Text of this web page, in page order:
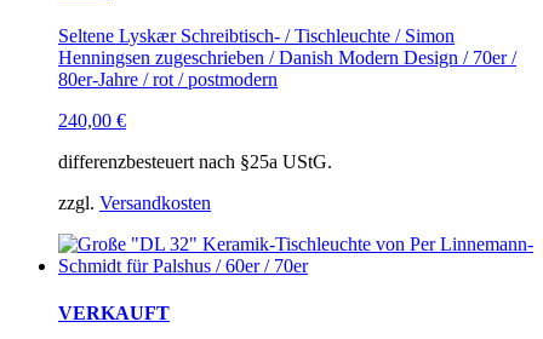
Seltene Lyskær Schreibtisch- / Tischleuchte / Simon
Henningsen zugeschrieben / Danish Modern Design / 70er /
80er-Jahre / rot / postmodern
240,00 €
differenzbesteuert nach §25a UStG.
zzgl. Versandkosten
VERKAUFT